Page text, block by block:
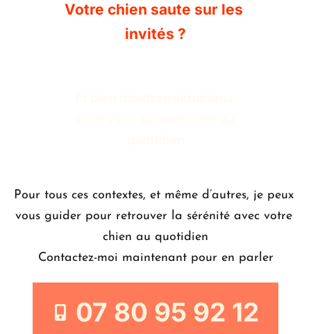
Votre chien saute sur les
invités ?
Pour tous ces contextes, et même d’autres, je peux
vous guider pour retrouver la sérénité avec votre
chien au quotidien
Contactez-moi maintenant pour en parler
07 80 95 92 12